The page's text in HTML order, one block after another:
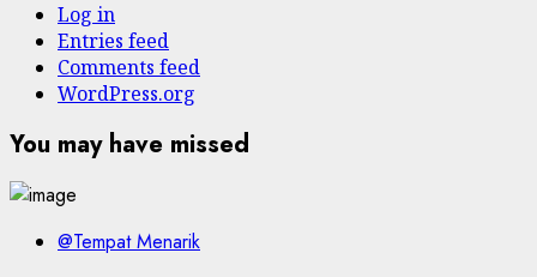
Log in
Entries feed
Comments feed
WordPress.org
You may have missed
@Tempat Menarik